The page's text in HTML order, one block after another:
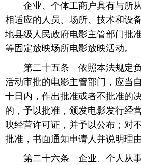
企业、个体工商户具有与所从
相适应的人员、场所、技术和设
地县级人民政府电影主管部门批
等固定放映场所电影放映活动。
第二十五条 依照本法规定负
活动审批的电影主管部门，应当
十日内，作出批准或者不批准的
的，予以批准，颁发电影发行经
映经营许可证，并予以公布；对
批准，书面通知申请人并说明理由
第二十六条 企业、个人从事